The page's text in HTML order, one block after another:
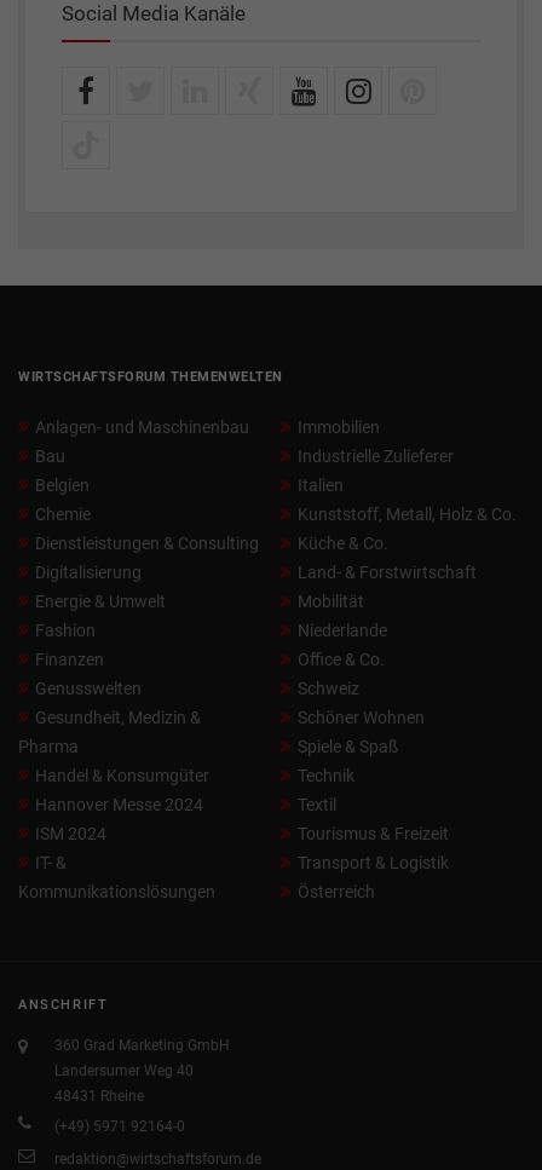
Social Media Kanäle
WIRTSCHAFTSFORUM THEMENWELTEN
Anlagen- und Maschinenbau
Bau
Belgien
Chemie
Dienstleistungen & Consulting
Digitalisierung
Energie & Umwelt
Fashion
Finanzen
Genusswelten
Gesundheit, Medizin &
Pharma
Handel & Konsumgüter
Hannover Messe 2024
ISM 2024
IT- &
Kommunikationslösungen
Immobilien
Industrielle Zulieferer
Italien
Kunststoff, Metall, Holz & Co.
Küche & Co.
Land- & Forstwirtschaft
Mobilität
Niederlande
Office & Co.
Schweiz
Schöner Wohnen
Spiele & Spaß
Technik
Textil
Tourismus & Freizeit
Transport & Logistik
Österreich
ANSCHRIFT
360 Grad Marketing GmbH
Landersumer Weg 40
48431 Rheine
(+49) 5971 92164-0
redaktion@wirtschaftsforum.de